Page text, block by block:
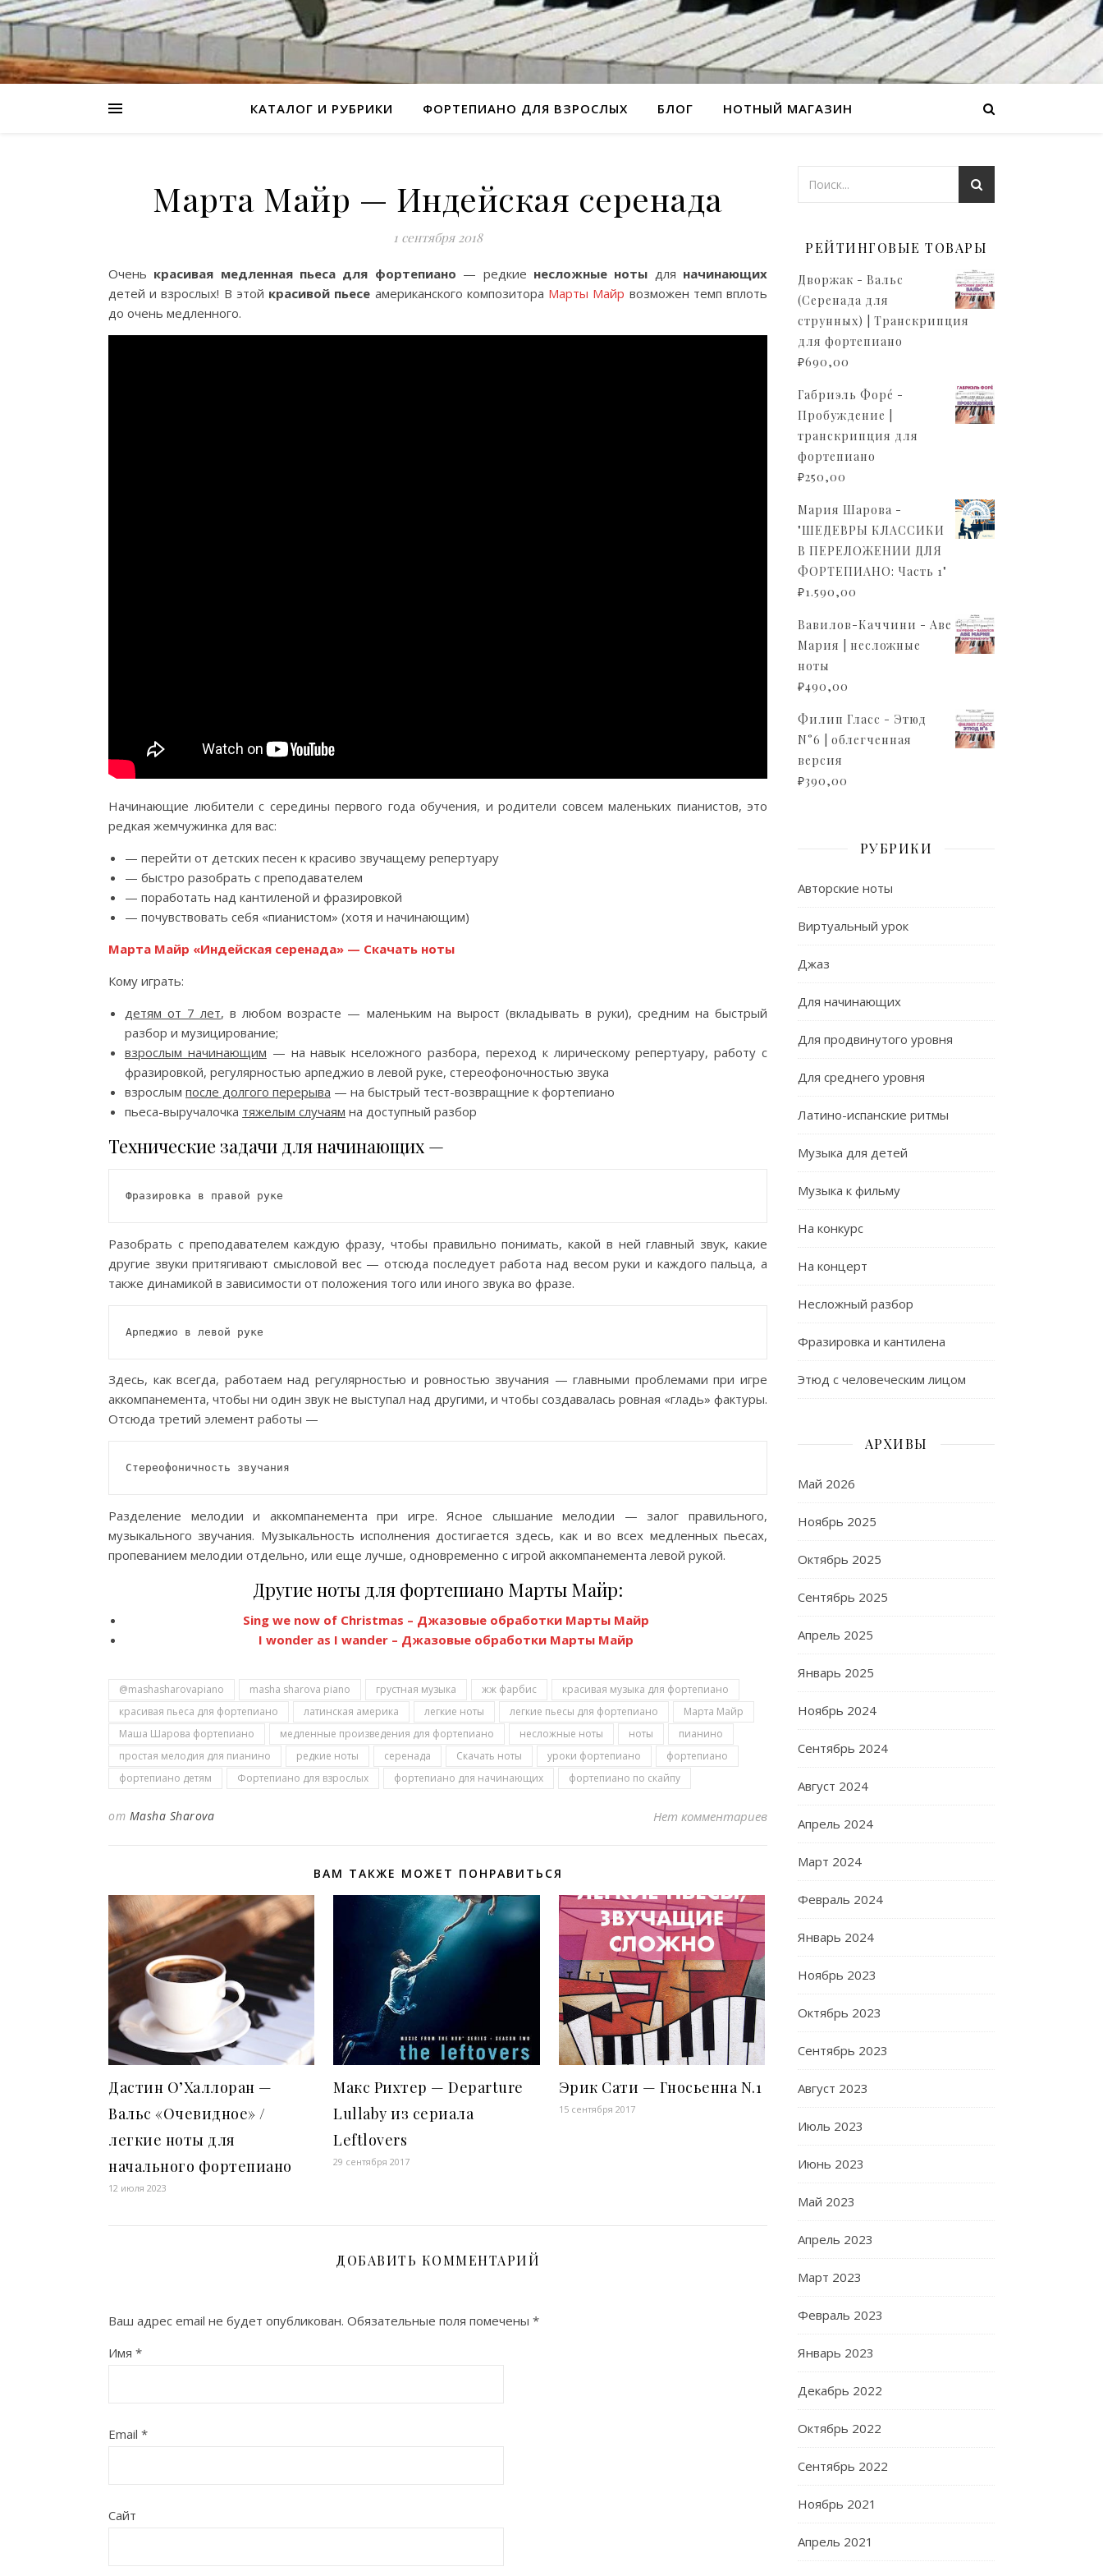
КАТАЛОГ И РУБРИКИ ФОРТЕПИАНО ДЛЯ ВЗРОСЛЫХ БЛОГ НОТНЫЙ МАГАЗИН
Марта Майр — Индейская серенада
1 сентября 2018
Очень красивая медленная пьеса для фортепиано — редкие несложные ноты для начинающих
детей и взрослых! B этой красивой пьесе американского композитора Марты Майр возможен темп вплоть
до очень медленного.
Начинающие любители с середины первого года обучения, и родители совсем маленьких пианистов, это
редкая жемчужинка для вас:
— перейти от детских песен к красиво звучащему репертуару
— быстро разобрать с преподавателем
— поработать над кантиленой и фразировкой
— почувствовать себя «пианистом» (хотя и начинающим)
Марта Майр «Индейская серенада» — Скачать ноты
Кому играть:
детям от 7 лет, в любом возрасте — маленьким на вырост (вкладывать в руки), средним на быстрый
разбор и музицирование;
взрослым начинающим — на навык нселожного разбора, переход к лирическому репертуару, работу с
фразировкой, регулярностью арпеджио в левой руке, стереофоночностью звука
взрослым после долгого перерыва — на быстрый тест-возвращние к фортепиано
пьеса-выручалочка тяжелым случаям на доступный разбор
Технические задачи для начинающих —
Фразировка в правой руке
Разобрать с преподавателем каждую фразу, чтобы правильно понимать, какой в ней главный звук, какие
другие звуки притягивают смысловой вес — отсюда последует работа над весом руки и каждого пальца, а
также динамикой в зависимости от положения того или иного звука во фразе.
Арпеджио в левой руке
Здесь, как всегда, работаем над регулярностью и ровностью звучания — главными проблемами при игре
аккомпанемента, чтобы ни один звук не выступал над другими, и чтобы создавалась ровная «гладь» фактуры.
Отсюда третий элемент работы —
Стереофоничность звучания
Разделение мелодии и аккомпанемента при игре. Ясное слышание мелодии — залог правильного,
музыкального звучания. Музыкальность исполнения достигается здесь, как и во всех медленных пьесах,
пропеванием мелодии отдельно, или еще лучше, одновременно с игрой аккомпанемента левой рукой.
Другие ноты для фортепиано Марты Майр:
Sing we now of Christmas – Джазовые обработки Марты Майр
I wonder as I wander – Джазовые обработки Марты Майр
@mashasharovapiano masha sharova piano грустная музыка жж фарбис
красивая музыка для фортепиано
красивая пьеса для фортепиано
латинская америка легкие ноты легкие пьесы для фортепиано
Марта Майр
Маша Шарова фортепиано
медленные произведения для фортепиано несложные ноты ноты
пианино
простая мелодия для пианино
редкие ноты серенада Скачать ноты уроки фортепиано
фортепиано
фортепиано детям
Фортепиано для взрослых фортепиано для начинающих фортепиано по скайпу
от Masha Sharova Нет комментариев
ВАМ ТАКЖЕ МОЖЕТ ПОНРАВИТЬСЯ
Дастин О’Халлоран —
Вальс «Очевидное» /
легкие ноты для
начального фортепиано
12 июля 2023
Макс Рихтер — Departure
Lullaby из сериала
Leftlovers
29 сентября 2017
Эрик Сати — Гносьенна N.1
15 сентября 2017
ДОБАВИТЬ КОММЕНТАРИЙ
Ваш адрес email не будет опубликован. Обязательные поля помечены *
Имя *
Email *
Сайт
РЕЙТИНГОВЫЕ ТОВАРЫ
Дворжак - Вальс
(Серенада для
струнных) | Транскрипция
для фортепиано
₽690,00
Габриэль Форé -
Пробуждение |
транскрипция для
фортепиано
₽250,00
Мария Шарова -
"ШЕДЕВРЫ КЛАССИКИ
В ПЕРЕЛОЖЕНИИ ДЛЯ
ФОРТЕПИАНО: Часть 1"
₽1.590,00
Вавилов-Каччини - Аве
Мария | несложные
ноты
₽490,00
Филип Гласс - Этюд
N°6 | облегченная
версия
₽390,00
РУБРИКИ
Авторские ноты
Виртуальный урок
Джаз
Для начинающих
Для продвинутого уровня
Для среднего уровня
Латино-испанские ритмы
Музыка для детей
Музыка к фильму
На конкурс
На концерт
Несложный разбор
Фразировка и кантилена
Этюд с человеческим лицом
АРХИВЫ
Май 2026
Ноябрь 2025
Октябрь 2025
Сентябрь 2025
Апрель 2025
Январь 2025
Ноябрь 2024
Сентябрь 2024
Август 2024
Апрель 2024
Март 2024
Февраль 2024
Январь 2024
Ноябрь 2023
Октябрь 2023
Сентябрь 2023
Август 2023
Июль 2023
Июнь 2023
Май 2023
Апрель 2023
Март 2023
Февраль 2023
Январь 2023
Декабрь 2022
Октябрь 2022
Сентябрь 2022
Ноябрь 2021
Апрель 2021